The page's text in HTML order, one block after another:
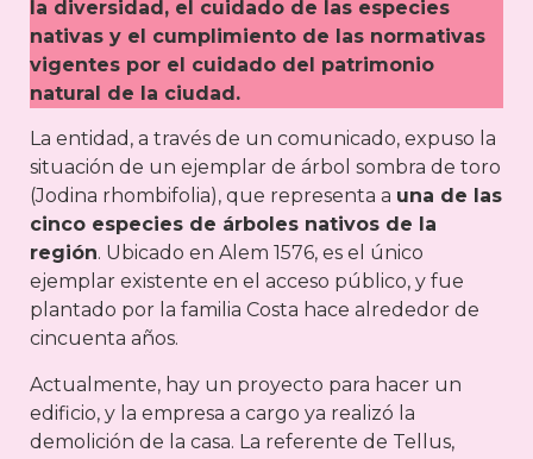
la diversidad, el cuidado de las especies
nativas y el cumplimiento de las normativas
vigentes por el cuidado del patrimonio
natural de la ciudad.
La entidad, a través de un comunicado, expuso la
situación de un ejemplar de árbol sombra de toro
(Jodina rhombifolia), que representa a una de las
cinco especies de árboles nativos de la
región. Ubicado en Alem 1576, es el único
ejemplar existente en el acceso público, y fue
plantado por la familia Costa hace alrededor de
cincuenta años.
Actualmente, hay un proyecto para hacer un
edificio, y la empresa a cargo ya realizó la
demolición de la casa. La referente de Tellus,